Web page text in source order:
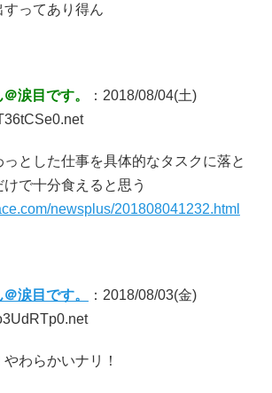
すってあり得ん
涙目です。
：2018/08/04(土)
とした仕事を具体的なタスクに落と
で十分食えると思う
newsplus/201808041232.html
涙目です。
：2018/08/03(金)
わらかいナリ！